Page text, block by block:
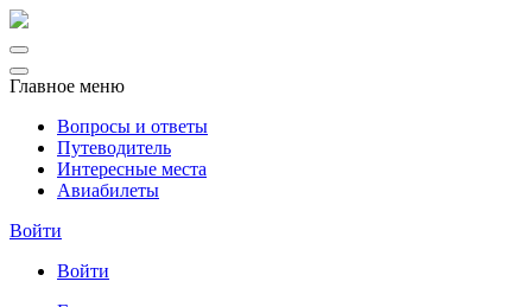
Главное меню
Вопросы и ответы
Путеводитель
Интересные места
Авиабилеты
Войти
Войти